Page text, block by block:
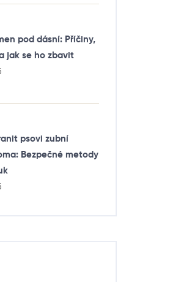
pod dásní: Příčiny,
jak se ho zbavit
psovi zubní
Bezpečné metody